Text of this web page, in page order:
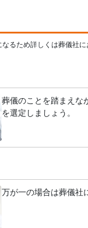
るため詳しくは葬儀社に
葬儀のことを踏まえな
を選定しましょう。
万が一の場合は葬儀社